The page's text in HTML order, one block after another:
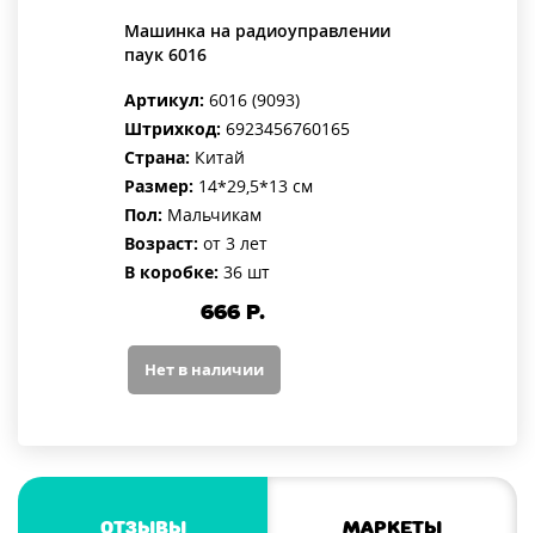
Машинка на радиоуправлении
паук 6016
Артикул: 6016 (9093)
Штрихкод: 6923456760165
Страна: Китай
Размер: 14*29,5*13 см
Пол: Мальчикам
Возраст: от 3 лет
В коробке: 36 шт
666Р.
Нет в наличии
Отзывы Маркеты